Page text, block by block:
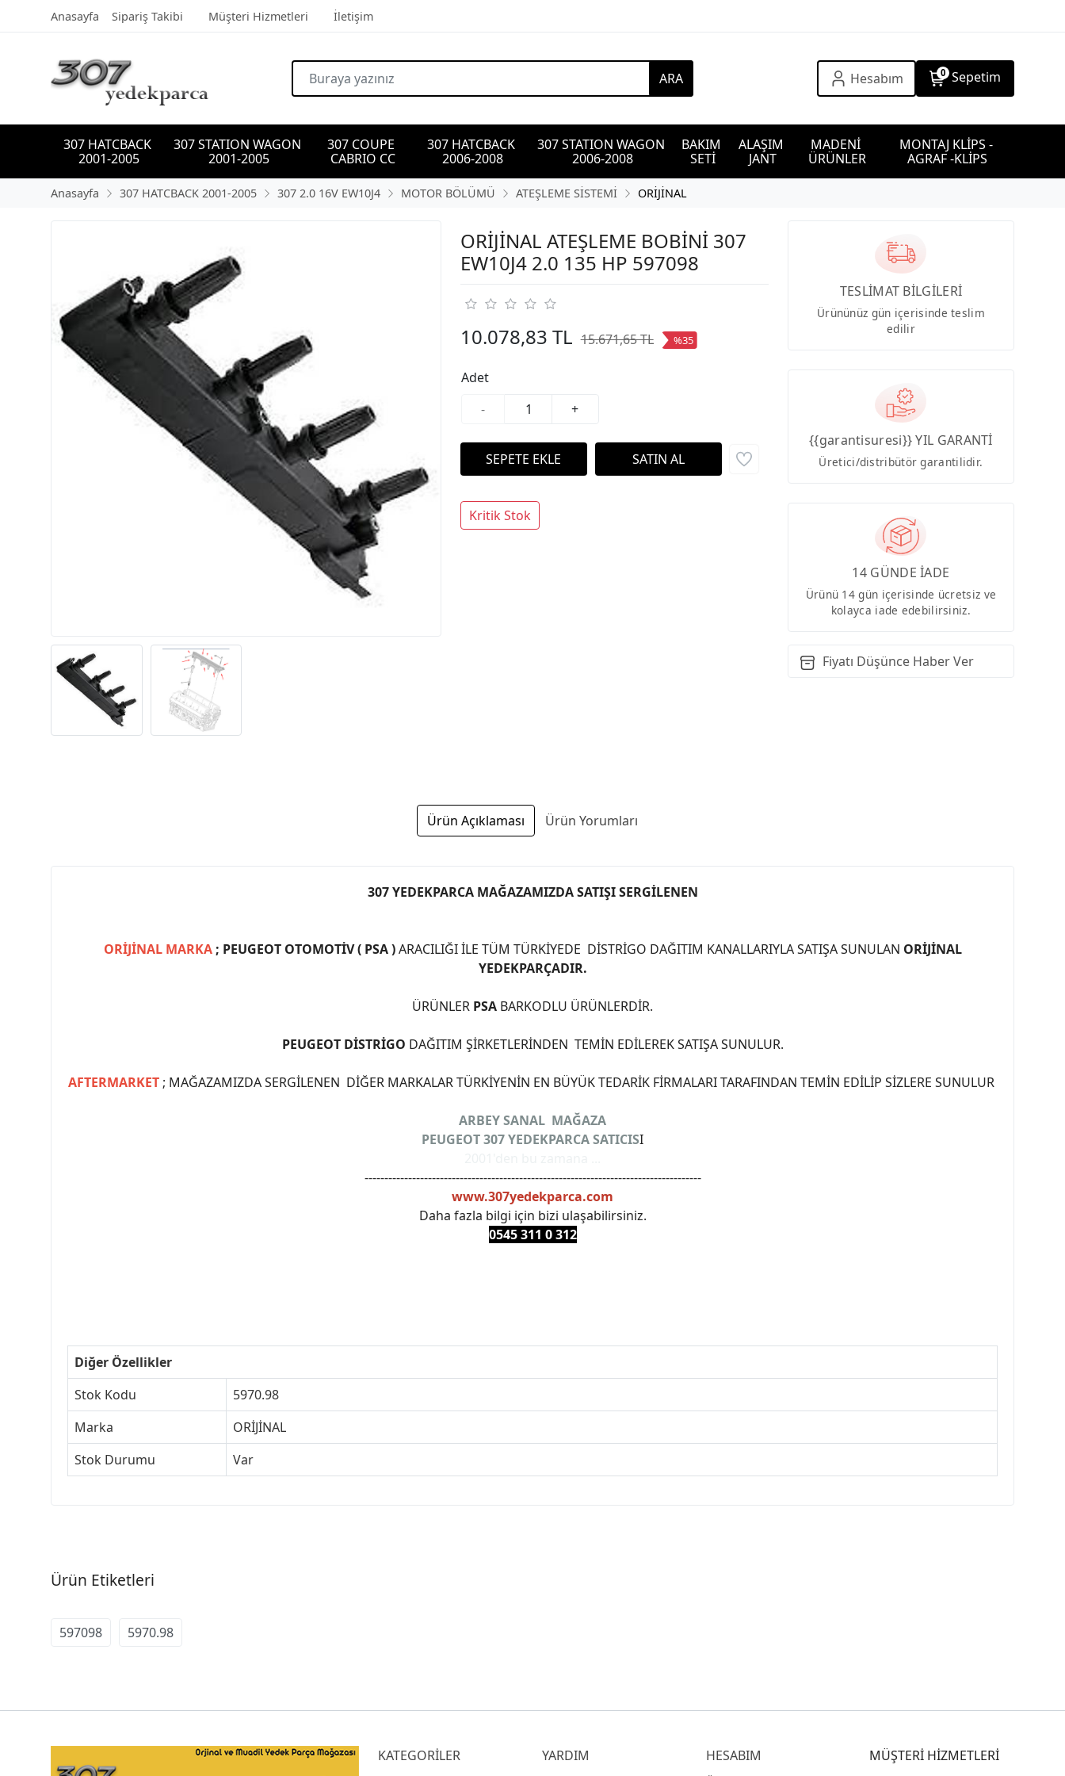
Anasayfa Sipariş Takibi Müşteri Hizmetleri İletişim
ARA Hesabım 0 Sepetim
307 HATCBACK
2001-2005
307 STATION WAGON
2001-2005
307 COUPE
CABRIO CC
307 HATCBACK
2006-2008
307 STATION WAGON
2006-2008
BAKIM
SETİ
ALAŞIM
JANT
MADENİ
ÜRÜNLER
MONTAJ KLİPS -
AGRAF -KLİPS
Anasayfa 307 HATCBACK 2001-2005 307 2.0 16V EW10J4 MOTOR BÖLÜMÜ ATEŞLEME SİSTEMİ ORİJİNAL
ORİJİNAL ATEŞLEME BOBİNİ 307
EW10J4 2.0 135 HP 597098
10.078,83 TL 15.671,65 TL %35
Adet
-
+
Kritik Stok
TESLİMAT BİLGİLERİ
Ürününüz gün içerisinde teslim
edilir
{{garantisuresi}} YIL GARANTİ
Üretici/distribütör garantilidir.
14 GÜNDE İADE
Ürünü 14 gün içerisinde ücretsiz ve
kolayca iade edebilirsiniz.
Fiyatı Düşünce Haber Ver
Ürün Açıklaması Ürün Yorumları
307 YEDEKPARCA MAĞAZAMIZDA SATIŞI SERGİLENEN
ORİJİNAL MARKA; PEUGEOT OTOMOTİV ( PSA )ARACILIĞI İLE TÜM TÜRKİYEDE DİSTRİGO DAĞITIM KANALLARIYLA SATIŞA SUNULAN ORİJİNAL
YEDEKPARÇADIR.
ÜRÜNLER PSA BARKODLU ÜRÜNLERDİR.
PEUGEOT DİSTRİGO DAĞITIM ŞİRKETLERİNDEN TEMİN EDİLEREK SATIŞA SUNULUR.
AFTERMARKET ; MAĞAZAMIZDA SERGİLENEN DİĞER MARKALAR TÜRKİYENİN EN BÜYÜK TEDARİK FİRMALARI TARAFINDAN TEMİN EDİLİP SİZLERE SUNULUR
ARBEY SANAL MAĞAZA
PEUGEOT 307 YEDEKPARCA SATICISI
-------------------------------------------------------------------------------------
www.307yedekparca.com
Daha fazla bilgi için bizi ulaşabilirsiniz.
0545 311 0 312
Diğer Özellikler
Stok Kodu
5970.98
Marka
ORİJİNAL
Stok Durumu
Var
Ürün Etiketleri
597098 5970.98
KATEGORİLER YARDIM HESABIM MÜŞTERİ HİZMETLERİ